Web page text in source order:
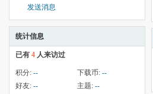
发送消息
统计信息
已有 4 人来访过
积分: -- 下载币: --
好友: -- 主题: --